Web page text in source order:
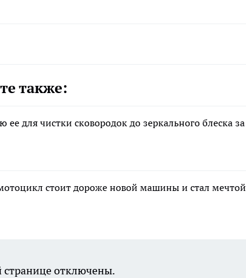
также:
для чистки сковородок до зеркального блеска за
стоит дороже новой машины и стал мечтой
отключены.